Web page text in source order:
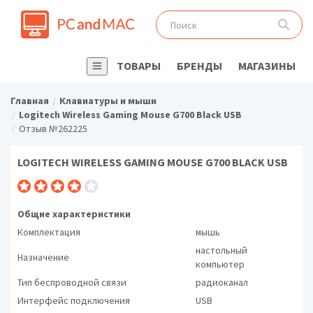
ТОВАРЫ БРЕНДЫ МАГАЗИНЫ
Главная
Клавиатуры и мыши
Logitech Wireless Gaming Mouse G700 Black USB
Отзыв №262225
LOGITECH WIRELESS GAMING MOUSE G700 BLACK USB
Общие характеристики
Комплектация
мышь
Назначение
настольный
компьютер
Тип беспроводной связи
радиоканал
Интерфейс подключения
USB